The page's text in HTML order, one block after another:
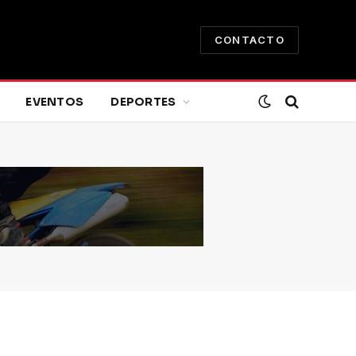
CONTACTO
EVENTOS DEPORTES